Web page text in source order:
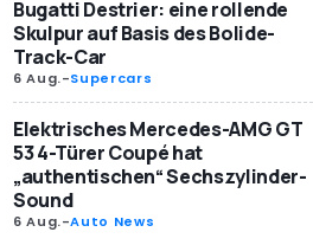
Bugatti Destrier: eine rollende
Skulpur auf Basis des Bolide-
Track-Car
6 Aug.-Supercars
Elektrisches Mercedes-AMG GT
53 4-Türer Coupé hat
„authentischen“ Sechszylinder-
Sound
6 Aug.-Auto News